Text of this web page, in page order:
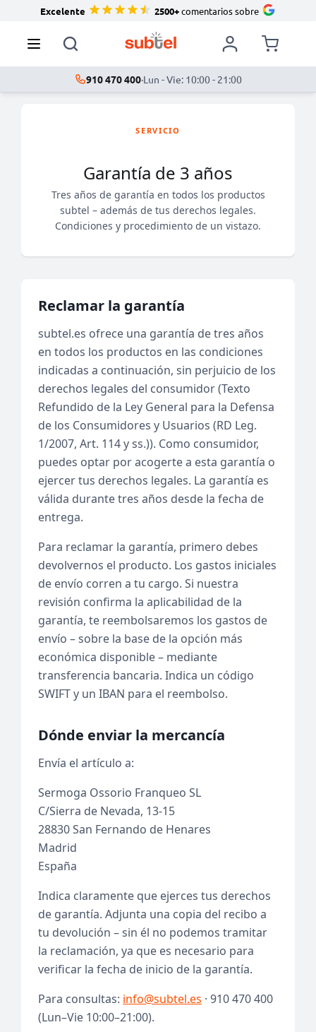
Excelente 2500+comentarios sobre
910 470 400·Lun - Vie: 10:00 - 21:00
SERVICIO
Garantía de 3 años
Tres años de garantía en todos los productos
subtel – además de tus derechos legales.
Condiciones y procedimiento de un vistazo.
Reclamar la garantía
subtel.es ofrece una garantía de tres años
en todos los productos en las condiciones
indicadas a continuación, sin perjuicio de los
derechos legales del consumidor (Texto
Refundido de la Ley General para la Defensa
de los Consumidores y Usuarios (RD Leg.
1/2007, Art. 114 y ss.)). Como consumidor,
puedes optar por acogerte a esta garantía o
ejercer tus derechos legales. La garantía es
válida durante tres años desde la fecha de
entrega.
Para reclamar la garantía, primero debes
devolvernos el producto. Los gastos iniciales
de envío corren a tu cargo. Si nuestra
revisión confirma la aplicabilidad de la
garantía, te reembolsaremos los gastos de
envío – sobre la base de la opción más
económica disponible – mediante
transferencia bancaria. Indica un código
SWIFT y un IBAN para el reembolso.
Dónde enviar la mercancía
Envía el artículo a:
Sermoga Ossorio Franqueo SL
C/Sierra de Nevada, 13-15
28830 San Fernando de Henares
Madrid
España
Indica claramente que ejerces tus derechos
de garantía. Adjunta una copia del recibo a
tu devolución – sin él no podemos tramitar
la reclamación, ya que es necesario para
verificar la fecha de inicio de la garantía.
Para consultas: info@subtel.es · 910 470 400
(Lun–Vie 10:00–21:00).